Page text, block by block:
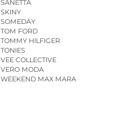
SANETTA
SKINY
SOMEDAY
TOM FORD
TOMMY HILFIGER
TONIES
VEE COLLECTIVE
VERO MODA
WEEKEND MAX MARA